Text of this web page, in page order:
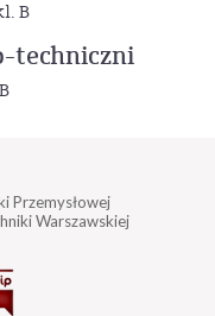
B
techniczni
Przemysłowej
Warszawskiej